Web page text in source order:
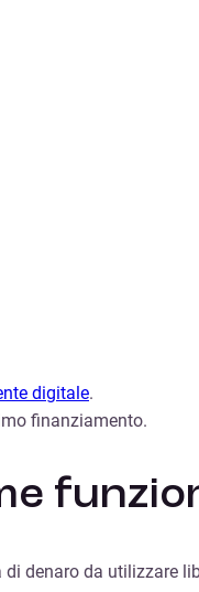
digitale.
finanziamento.
denaro da utilizzare